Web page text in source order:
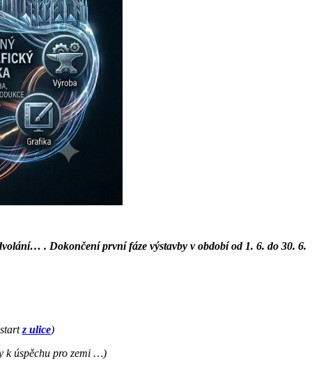
. Dokončení první fáze výstavby v období od 1. 6. do 30. 6.
startz ulice)
k úspěchu pro zemi …)